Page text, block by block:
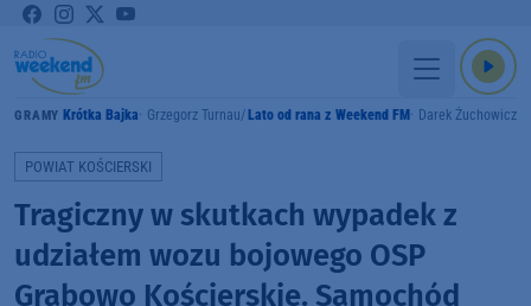
GRAMY Krótka Bajka Grzegorz Turnau Lato od rana z Weekend FM Darek Żuchowicz
POWIAT KOŚCIERSKI
Tragiczny w skutkach wypadek z
udziałem wozu bojowego OSP
Grabowo Kościerskie. Samochód